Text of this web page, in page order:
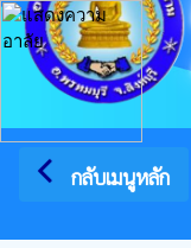
arrow_back_ios กลับเมนูหลัก